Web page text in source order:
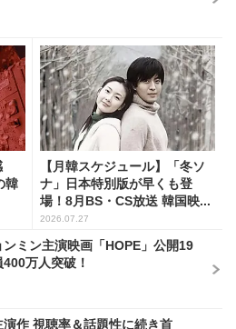
韓
【月韓スケジュール】「冬ソ
ナ」日本特別版が早くも登
場！8月BS・CS放送 韓国映...
2026.07.27
ンミン主演映画「HOPE」公開19
万人突破！
演作 視聴率＆話題性に続き首